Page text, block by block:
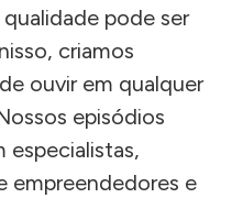
pode ser
criamos
ouvir em qualquer
episódios
especialistas,
empreendedores e